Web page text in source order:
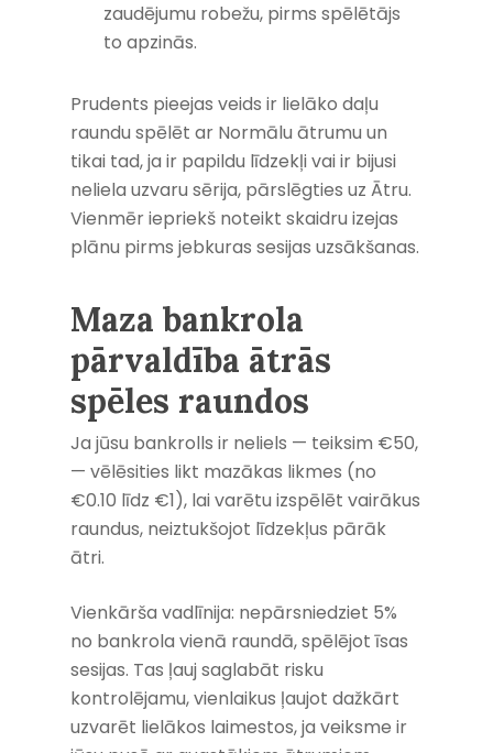
zaudējumu robežu, pirms spēlētājs
to apzinās.
Prudents pieejas veids ir lielāko daļu
raundu spēlēt ar Normālu ātrumu un
tikai tad, ja ir papildu līdzekļi vai ir bijusi
neliela uzvaru sērija, pārslēgties uz Ātru.
Vienmēr iepriekš noteikt skaidru izejas
plānu pirms jebkuras sesijas uzsākšanas.
Maza bankrola
pārvaldība ātrās
spēles raundos
Ja jūsu bankrolls ir neliels — teiksim €50,
— vēlēsities likt mazākas likmes (no
€0.10 līdz €1), lai varētu izspēlēt vairākus
raundus, neiztukšojot līdzekļus pārāk
ātri.
Vienkārša vadlīnija: nepārsniedziet 5%
no bankrola vienā raundā, spēlējot īsas
sesijas. Tas ļauj saglabāt risku
kontrolējamu, vienlaikus ļaujot dažkārt
uzvarēt lielākos laimestos, ja veiksme ir